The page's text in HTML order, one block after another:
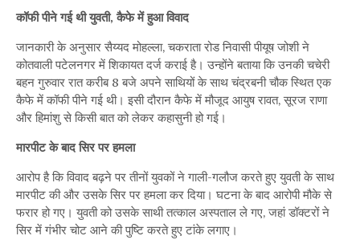
पास
कॉफी पीने गई थी युवती, कैफे में हुआ विवाद
जानकारी के अनुसार सैय्यद मोहल्ला, चकराता रोड निवासी पीयूष जोशी ने
कोतवाली पटेलनगर में शिकायत दर्ज कराई है। उन्होंने बताया कि उनकी चचेरी
बहन गुरुवार रात करीब 8 बजे अपने साथियों के साथ चंद्रबनी चौक स्थित एक
कैफे में कॉफी पीने गई थी। इसी दौरान कैफे में मौजूद आयुष रावत, सूरज राणा
और हिमांशु से किसी बात को लेकर कहासुनी हो गई।
मारपीट के बाद सिर पर हमला
आरोप है कि विवाद बढ़ने पर तीनों युवकों ने गाली-गलौज करते हुए युवती के साथ
मारपीट की और उसके सिर पर हमला कर दिया। घटना के बाद आरोपी मौके से
फरार हो गए। युवती को उसके साथी तत्काल अस्पताल ले गए, जहां डॉक्टरों ने
सिर में गंभीर चोट आने की पुष्टि करते हुए टांके लगाए।